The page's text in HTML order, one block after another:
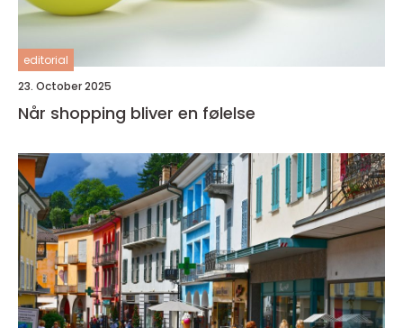
editorial
23. October 2025
Når shopping bliver en følelse